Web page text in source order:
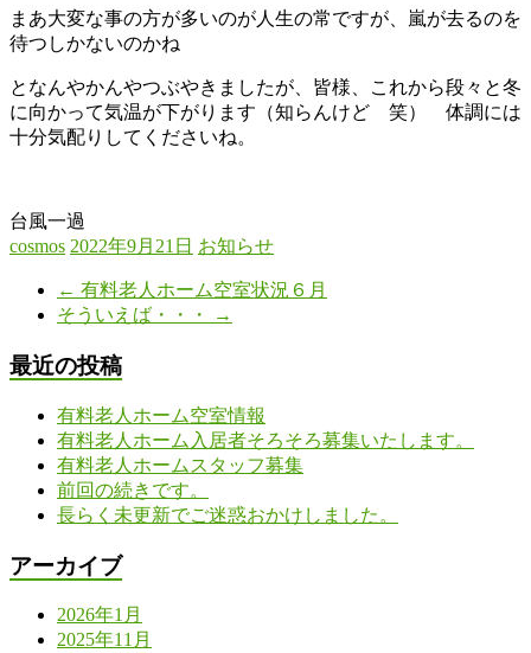
まあ大変な事の方が多いのが人生の常ですが、嵐が去るのを
待つしかないのかね
となんやかんやつぶやきましたが、皆様、これから段々と冬
に向かって気温が下がります（知らんけど 笑） 体調には
十分気配りしてくださいね。
台風一過
cosmos 2022年9月21日 お知らせ
← 有料老人ホーム空室状況６月
そういえば・・・
→
最近の投稿
有料老人ホーム空室情報
有料老人ホーム入居者そろそろ募集いたします。
有料老人ホームスタッフ募集
前回の続きです。
長らく未更新でご迷惑おかけしました。
アーカイブ
2026年1月
2025年11月